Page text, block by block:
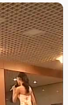
画，痴迷临摹《美
训队，400米，
能达到很高造诣，
《大国崛起》、
只听一家之言吧，
成一个既定的认识
规律"。比起正史
类的小集子，从中
为"变相的八卦"。
名徒步探险家，像
漂亮，不温柔贤
别